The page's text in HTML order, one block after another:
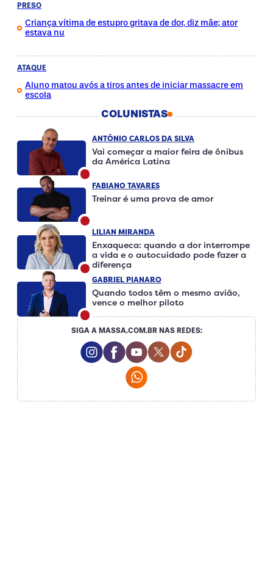
PRESO
Criança vítima de estupro gritava de dor, diz mãe; ator
estava nu
ATAQUE
Aluno matou avós a tiros antes de iniciar massacre em
escola
COLUNISTAS
ANTÔNIO CARLOS DA SILVA
Vai começar a maior feira de ônibus
da América Latina
FABIANO TAVARES
Treinar é uma prova de amor
LILIAN MIRANDA
Enxaqueca: quando a dor interrompe
a vida e o autocuidado pode fazer a
diferença
GABRIEL PIANARO
Quando todos têm o mesmo avião,
vence o melhor piloto
SIGA A MASSA.COM.BR NAS REDES:
Instagram Social Media
Facebook Social Media
Youtube Social Media
Twitter Social Media
Tiktok Social
Whatsapp Social Media